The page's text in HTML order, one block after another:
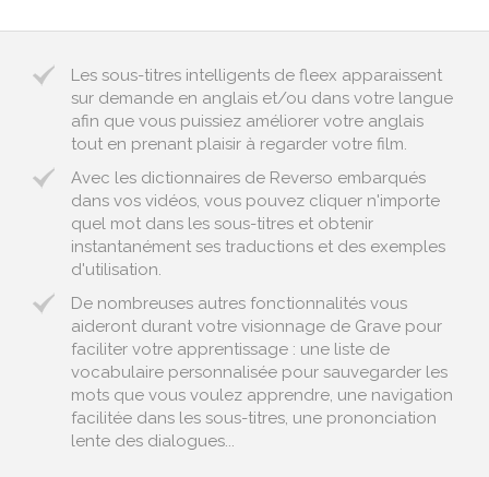
Les sous-titres intelligents de fleex apparaissent
sur demande en anglais et/ou dans votre langue
afin que vous puissiez améliorer votre anglais
tout en prenant plaisir à regarder votre film.
Avec les dictionnaires de Reverso embarqués
dans vos vidéos, vous pouvez cliquer n'importe
quel mot dans les sous-titres et obtenir
instantanément ses traductions et des exemples
d'utilisation.
De nombreuses autres fonctionnalités vous
aideront durant votre visionnage de Grave pour
faciliter votre apprentissage : une liste de
vocabulaire personnalisée pour sauvegarder les
mots que vous voulez apprendre, une navigation
facilitée dans les sous-titres, une prononciation
lente des dialogues...